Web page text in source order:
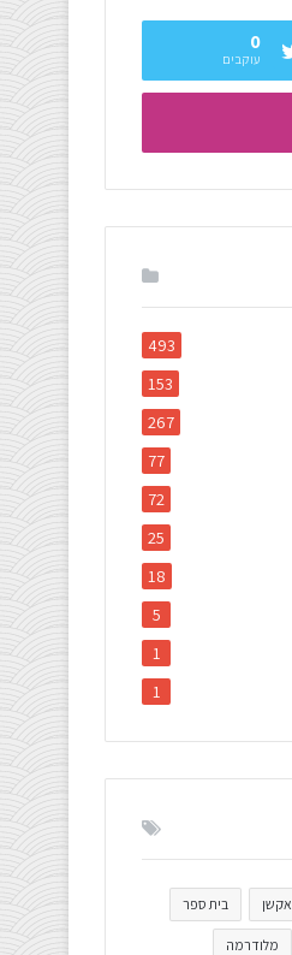
0
עוקבים
493
153
267
77
72
25
18
5
1
1
אקשן בית ספר
מלודרמה